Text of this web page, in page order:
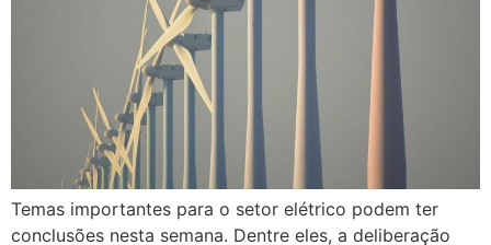
Temas importantes para o setor elétrico podem ter
conclusões nesta semana. Dentre eles, a deliberação